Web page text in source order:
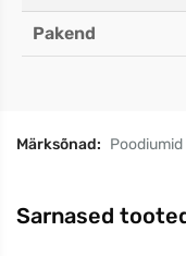
Pakend
Märksõnad: Poodiumid
Sarnased